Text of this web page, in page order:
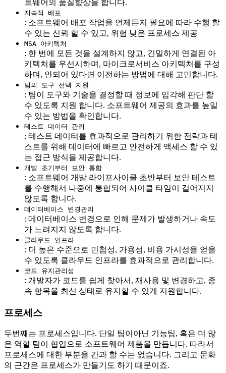
트웨어의 품질향상을 합니다.
지속적 배포
: 소프트웨어 배포 작업을 언제든지 필요에 따라 수행 할
수 있는 신뢰 할 수 있고, 위험 낮은 프로세스 제공
MSA 아키텍처
: 한 번에 모든 것을 설계하지 않고, 긴밀하게 연결된 아
키텍처를 우선시하며, 마이크로서비스 아키텍처를 구성
하며, 안되어 있다면 이전하는 방법에 대해 고민합니다.
팀의 도구 선택 지원
: 팀이 도구와 기술을 결정할 때 정보에 입각해 판단 할
수 있도록 지원 합니다. 소프트웨어 제공의 효과를 높일
수 있는 방법을 확인합니다.
테스트 데이터 관리
: 테스트 데이터를 효과적으로 관리하기 위한 전략과 테
스트를 위해 데이터에 빠르고 안전하게 액세스 할 수 있
는 접근 방식을 제공합니다.
개발 초기부터 보안 통합
: 소프트웨어 개발 라이프사이클 초반부터 보안 테스트
를 수행해서 나중에 통합되어 사이클 타임이 길어지지
않도록 합니다.
데이터베이스 변경관리
: 데이터베이스 변경으로 인해 문제가 발생하거나 속도
가 느려지지 않도록 합니다.
클라우드 인프라
: 더 높은 수준으로 민첩성, 가용성, 비용 가시성을 얻을
수 있도록 클라우드 인프라를 효과적으로 관리합니다.
코드 유지관리성
: 개발자가 코드를 쉽게 찾아서, 재사용 및 변경하고, 종
속 항목을 최신 상태로 유지할 수 있게 지원합니다.
프로세스
두번째는 프로세스입니다. 단일 팀이아닌 기능팀, 혹은 더 많
은 역할 팀이 협업으로 소프트웨어 제품을 만듭니다. 따라서
프로세스에 대한 부분을 간과 할 수는 없습니다. 그리고 문화
의 근간은 프로세스가 만들기도 하기 때문이죠.